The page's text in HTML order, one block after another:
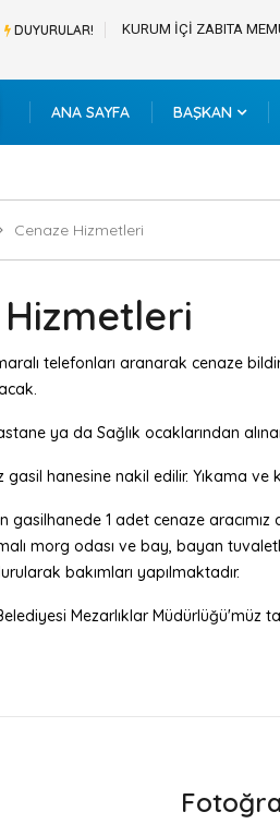
DUYURULAR! KURUM İÇİ ZABITA
ANA SAYFA BAŞKAN
Cenaze Hizmetleri
telefonları aranarak cenaze
ya da Sağlık ocaklarından
gasil hanesine nakil edilir. Yıkama ve
gasilhanede 1 adet cenaze
morg odası ve bay, bayan
bakımları yapılmaktadır.
Mezarlıklar Müdürlüğü'müz